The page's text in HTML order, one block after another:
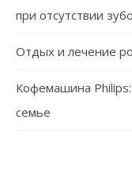
при отсутствии
Отдых и лечение
Кофемашина
семье